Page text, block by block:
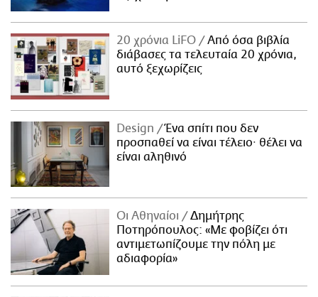
20 χρόνια LiFO
Από όσα βιβλία
διάβασες τα τελευταία 20 χρόνια,
αυτό ξεχωρίζεις
Design
Ένα σπίτι που δεν
προσπαθεί να είναι τέλειο· θέλει να
είναι αληθινό
Οι Αθηναίοι
Δημήτρης
Ποτηρόπουλος: «Με φοβίζει ότι
αντιμετωπίζουμε την πόλη με
αδιαφορία»